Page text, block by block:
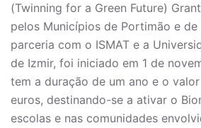
(Twinning for a Green Future)
pelos Municípios de Portimão e de
parceria com o ISMAT e a
de Izmir, foi iniciado em 1 de
tem a duração de um ano e o
euros, destinando-se a ativar o
escolas e nas comunidades